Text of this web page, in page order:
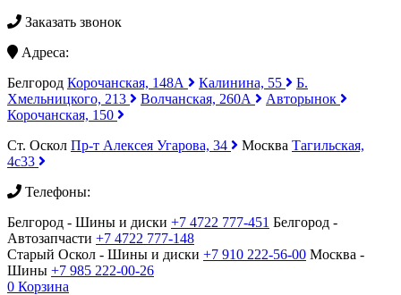
Заказать звонок
Адреса:
Белгород Корочанская, 148А Калинина, 55
Б.
Хмельницкого, 213
Волчанская, 260А
Авторынок
Корочанская, 150
Ст. Оскол Пр-т Алексея Угарова, 34 Москва Тагильская,
4с33
Телефоны:
Белгород - Шины и диски +7 4722 777-451 Белгород -
Автозапчасти +7 4722 777-148
Старый Оскол - Шины и диски +7 910 222-56-00 Москва -
Шины +7 985 222-00-26
0 Корзина